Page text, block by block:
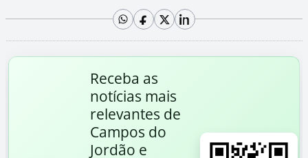
Receba as
notícias mais
relevantes de
Campos do
Jordão e